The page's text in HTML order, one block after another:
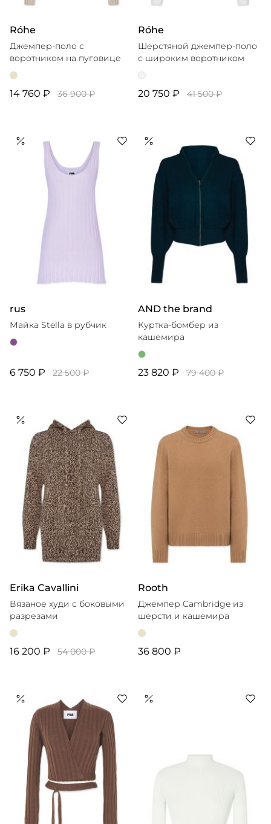
Róhe
Джемпер-поло с
воротником на пуговице
14 760 ₽ 36 900 ₽
Róhe
Шерстяной джемпер-поло
с широким воротником
20 750 ₽ 41 500 ₽
rus
Майка Stella в рубчик
6 750 ₽ 22 500 ₽
AND the brand
Куртка-бомбер из
кашемира
23 820 ₽ 79 400 ₽
Erika Cavallini
Вязаное худи с боковыми
разрезами
16 200 ₽ 54 000 ₽
Rooth
Джемпер Cambridge из
шерсти и кашемира
36 800 ₽